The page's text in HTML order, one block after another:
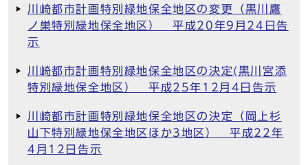
川崎都市計画特別緑地保全地区の変更（黒川鷹
ノ巣特別緑地保全地区） 平成20年9月24日告
示
川崎都市計画特別緑地保全地区の決定(黒川宮添
特別緑地保全地区） 平成25年12月4日告示
川崎都市計画特別緑地保全地区の決定（岡上杉
山下特別緑地保全地区ほか3地区） 平成22年
4月12日告示